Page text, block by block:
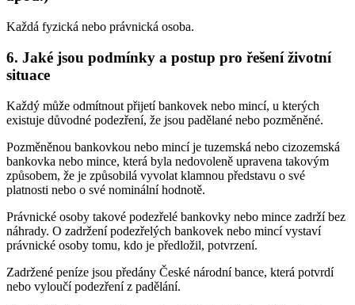
Každá fyzická nebo právnická osoba.
6. Jaké jsou podmínky a postup pro řešení životní
situace
Každý může odmítnout přijetí bankovek nebo mincí, u kterých
existuje důvodné podezření, že jsou padělané nebo pozměněné.
Pozměněnou bankovkou nebo mincí je tuzemská nebo cizozemská
bankovka nebo mince, která byla nedovoleně upravena takovým
způsobem, že je způsobilá vyvolat klamnou představu o své
platnosti nebo o své nominální hodnotě.
Právnické osoby takové podezřelé bankovky nebo mince zadrží bez
náhrady. O zadržení podezřelých bankovek nebo mincí vystaví
právnické osoby tomu, kdo je předložil, potvrzení.
Zadržené peníze jsou předány České národní bance, která potvrdí
nebo vyloučí podezření z padělání.